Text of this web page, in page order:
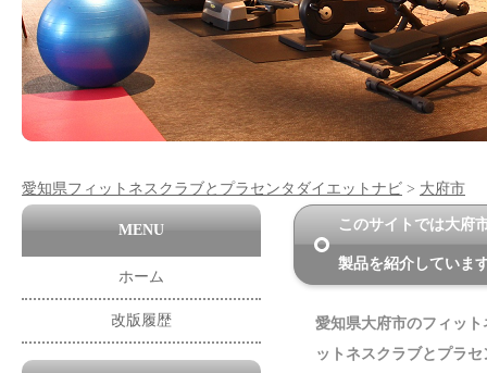
愛知県フィットネスクラブとプラセンタダイエットナビ > 大府市
このサイトでは大府
製品を紹介していま
愛知県大府市のフィッ
ットネスクラブとプラ
MENU
ホーム
改版履歴